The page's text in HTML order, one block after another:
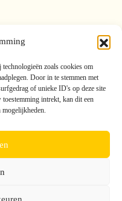
zoals cookies om
Door in te stemmen met
of unieke ID's op deze site
intrekt, kan dit een
mogelijkheden.